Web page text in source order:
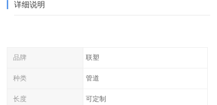
详细说明
品牌 联塑
种类 管道
长度 可定制